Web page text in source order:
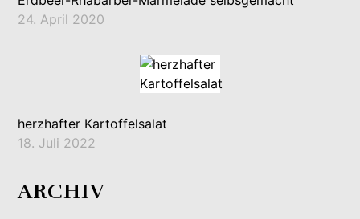
24. April 2020
herzhafter Kartoffelsalat
18. Juli 2022
ARCHIV